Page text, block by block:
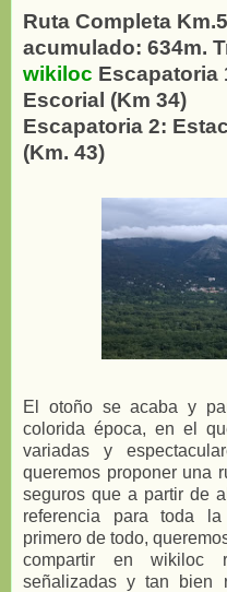
Ruta Completa
acumulado: 634m.
wikiloc Escapatoria
Escorial (Km 34)
Escapatoria 2:
(Km. 43)
El otoño se acaba y
colorida época, en el
variadas y
queremos proponer una
seguros que a partir de
referencia para toda
primero de todo,
compartir en wikiloc
señalizadas y tan bien